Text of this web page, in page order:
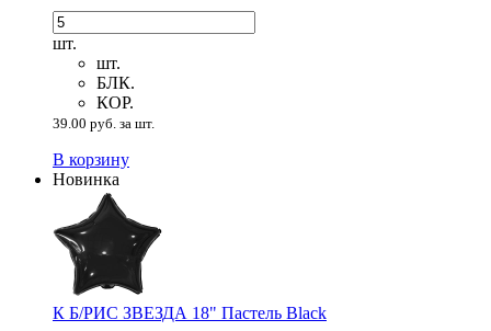
шт.
шт.
БЛК.
КОР.
39.00 руб. за шт.
В корзину
Новинка
К Б/РИС ЗВЕЗДА 18" Пастель Black